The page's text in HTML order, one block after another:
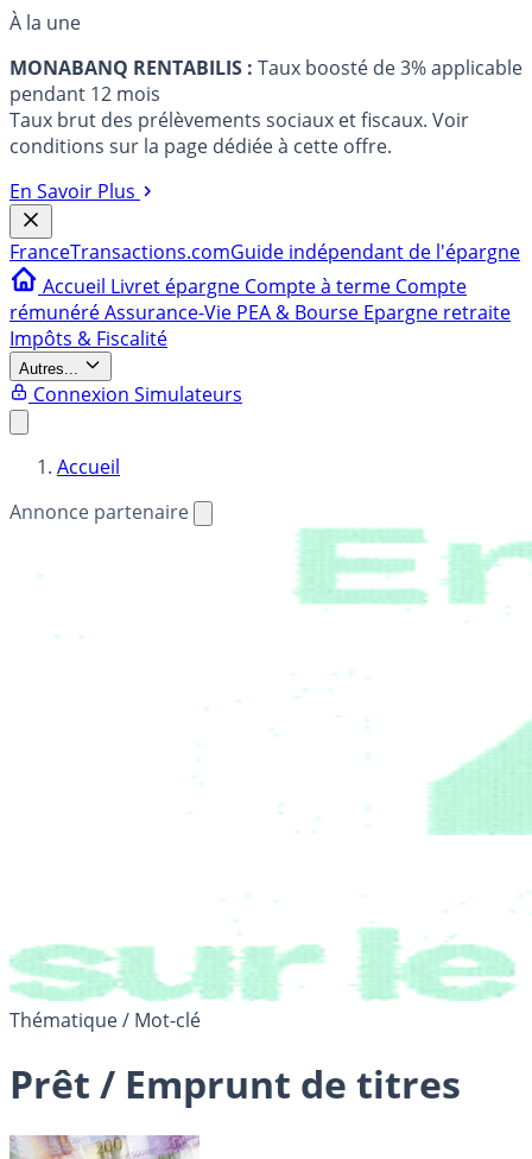
À la une
MONABANQ RENTABILIS : Taux boosté de 3% applicable
pendant 12 mois
Taux brut des prélèvements sociaux et fiscaux. Voir
conditions sur la page dédiée à cette offre.
En Savoir Plus
FranceTransactions.comGuide indépendant de l'épargne
Accueil Livret épargne Compte à terme Compte
rémunéréAssurance-Vie PEA & Bourse Epargne retraite
Impôts & Fiscalité
Autres...
Connexion Simulateurs
Accueil
Annonce partenaire
Thématique / Mot-clé
Prêt / Emprunt de titres